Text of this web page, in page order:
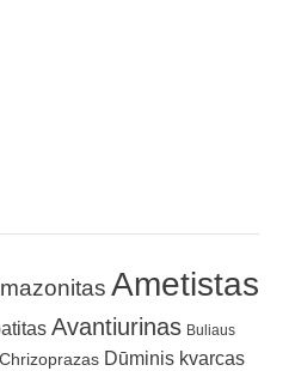
Ametistas
Avantiurinas Buliaus
Chrizoprazas Dūminis kvarcas